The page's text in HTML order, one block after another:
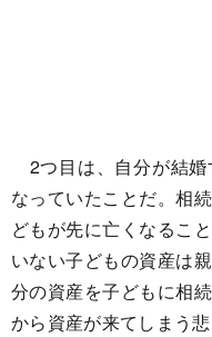
2つ目は、自分が結婚
なっていたことだ。相
どもが先に亡くなるこ
いない子どもの資産は
分の資産を子どもに相
から資産が来てしまう